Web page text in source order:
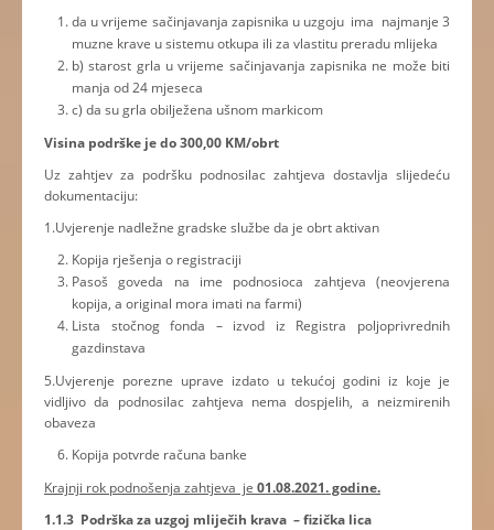
da u vrijeme sačinjavanja zapisnika u uzgoju ima najmanje 3
muzne krave u sistemu otkupa ili za vlastitu preradu mlijeka
b) starost grla u vrijeme sačinjavanja zapisnika ne može biti
manja od 24 mjeseca
c) da su grla obilježena ušnom markicom
Visina podrške je do 300,00 KM/obrt
Uz zahtjev za podršku podnosilac zahtjeva dostavlja slijedeću
dokumentaciju:
1.Uvjerenje nadležne gradske službe da je obrt aktivan
Kopija rješenja o registraciji
Pasoš goveda na ime podnosioca zahtjeva (neovjerena
kopija, a original mora imati na farmi)
Lista stočnog fonda – izvod iz Registra poljoprivrednih
gazdinstava
5.Uvjerenje porezne uprave izdato u tekućoj godini iz koje je
vidljivo da podnosilac zahtjeva nema dospjelih, a neizmirenih
obaveza
Kopija potvrde računa banke
Krajnji rok podnošenja zahtjeva je 01.08.2021. godine.
1.1.3 Podrška za uzgoj mliječih krava – fizička lica